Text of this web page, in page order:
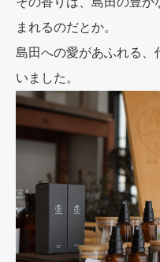
まれるのだとか。
島田への愛があふれる、
いました。